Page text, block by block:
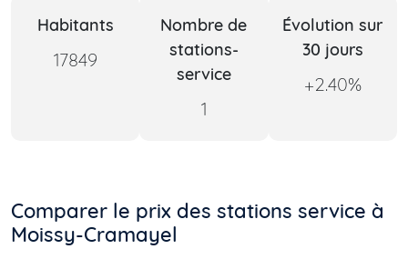
Habitants
17849
Nombre de
stations-
service
1
Évolution sur
30 jours
+2.40%
Comparer le prix des stations service à
Moissy-Cramayel